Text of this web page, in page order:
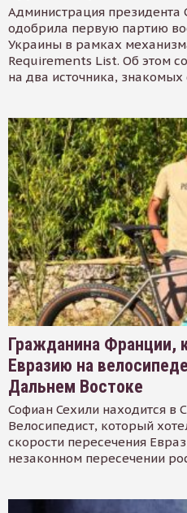
Администрация
одобрила первую партию
Украины в рамках
Requirements List. Об этом
на два источника, знакомых
Гражданина Франции,
Евразию на
Дальнем Востоке
Софиан Сехили находится в
Велосипедист, который
скорости пересечения
незаконном пересечении